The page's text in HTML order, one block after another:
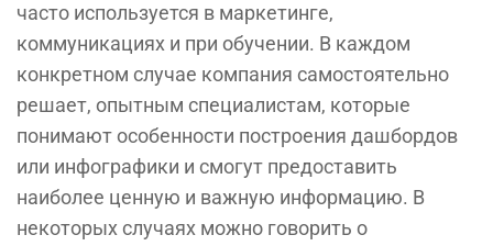
часто используется в маркетинге,
коммуникациях и при обучении. В каждом
конкретном случае компания самостоятельно
решает, опытным специалистам, которые
понимают особенности построения дашбордов
или инфографики и смогут предоставить
наиболее ценную и важную информацию. В
некоторых случаях можно говорить о